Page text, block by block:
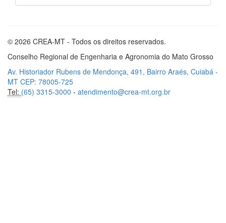
© 2026 CREA-MT - Todos os direitos reservados.
Conselho Regional de Engenharia e Agronomia do Mato Grosso
Av. Historiador Rubens de Mendonça, 491, Bairro Araés, Cuiabá -
MT CEP: 78005-725
Tel: (65) 3315-3000 - atendimento@crea-mt.org.br